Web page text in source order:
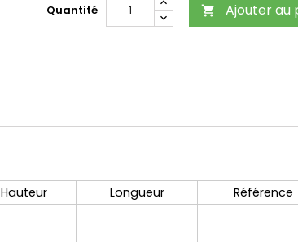
Quantité  Ajouter au
Hauteur Longueur Référence